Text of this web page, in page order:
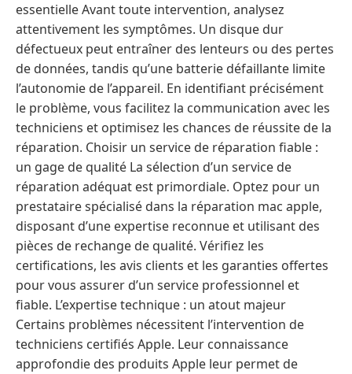
essentielle Avant toute intervention, analysez
attentivement les symptômes. Un disque dur
défectueux peut entraîner des lenteurs ou des pertes
de données, tandis qu’une batterie défaillante limite
l’autonomie de l’appareil. En identifiant précisément
le problème, vous facilitez la communication avec les
techniciens et optimisez les chances de réussite de la
réparation. Choisir un service de réparation fiable :
un gage de qualité La sélection d’un service de
réparation adéquat est primordiale. Optez pour un
prestataire spécialisé dans la réparation mac apple,
disposant d’une expertise reconnue et utilisant des
pièces de rechange de qualité. Vérifiez les
certifications, les avis clients et les garanties offertes
pour vous assurer d’un service professionnel et
fiable. L’expertise technique : un atout majeur
Certains problèmes nécessitent l’intervention de
techniciens certifiés Apple. Leur connaissance
approfondie des produits Apple leur permet de